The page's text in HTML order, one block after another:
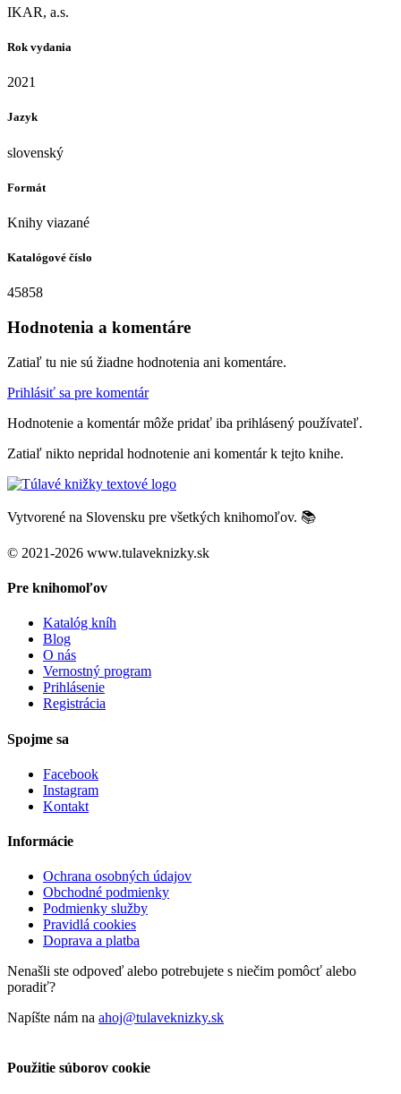
IKAR, a.s.
Rok vydania
2021
Jazyk
slovenský
Formát
Knihy viazané
Katalógové číslo
45858
Hodnotenia a komentáre
Zatiaľ tu nie sú žiadne hodnotenia ani komentáre.
Prihlásiť sa pre komentár
Hodnotenie a komentár môže pridať iba prihlásený používateľ.
Zatiaľ nikto nepridal hodnotenie ani komentár k tejto knihe.
Vytvorené na Slovensku pre všetkých knihomoľov. 📚
© 2021-2026 www.tulaveknizky.sk
Pre knihomoľov
Katalóg kníh
Blog
O nás
Vernostný program
Prihlásenie
Registrácia
Spojme sa
Facebook
Instagram
Kontakt
Informácie
Ochrana osobných údajov
Obchodné podmienky
Podmienky služby
Pravidlá cookies
Doprava a platba
Nenašli ste odpoveď alebo potrebujete s niečim pomôcť alebo
poradiť?
Napíšte nám na ahoj@tulaveknizky.sk
Použitie súborov cookie